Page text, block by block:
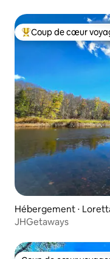
Coups de cœur
Coup de cœur
Hébergement ⋅
JHGetaways